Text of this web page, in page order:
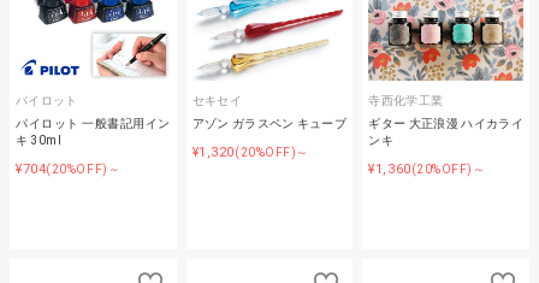
パイロット
パイロット 一般書記用イン
キ 30ml
¥704(20%OFF)～
セキセイ
アゾン ガラスペン キューブ
¥1,320(20%OFF)～
寺西化学工業
ギター 大正浪漫 ハイカライ
ンキ
¥1,360(20%OFF)～